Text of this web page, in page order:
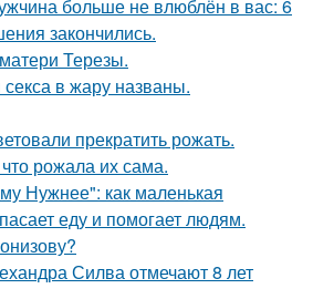
больше не влюблён в вас: 6
закончились.
Терезы.
в жару названы.
прекратить рожать.
рожала их сама.
Нужнее": как маленькая
еду и помогает людям.
Силва отмечают 8 лет